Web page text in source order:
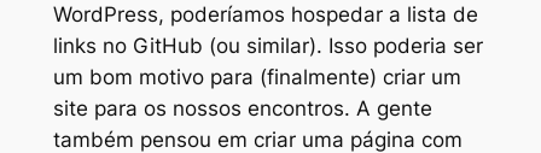
WordPress, poderíamos hospedar a lista de
links no GitHub (ou similar). Isso poderia ser
um bom motivo para (finalmente) criar um
site para os nossos encontros. A gente
também pensou em criar uma página com